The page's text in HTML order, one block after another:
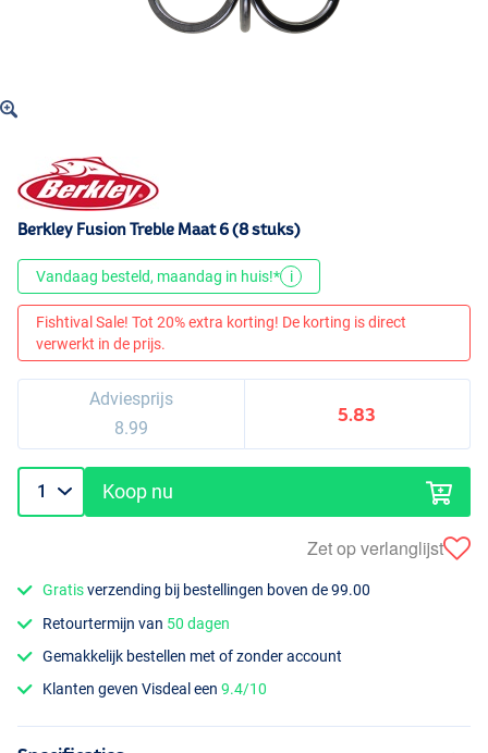
Berkley Fusion Treble Maat 6 (8 stuks)
Vandaag besteld, maandag in huis!* i
Fishtival Sale! Tot 20% extra korting! De korting is direct
verwerkt in de prijs.
Adviesprijs
8.99
5.83
Koop nu
Zet op verlanglijst
Gratisverzending bij bestellingen boven de 99.00
Retourtermijn van 50 dagen
Gemakkelijk bestellen met of zonder account
Klanten geven Visdeal een9.4/10